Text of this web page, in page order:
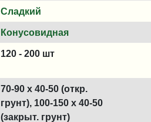
Сладкий
Конусовидная
120 - 200 шт
70-90 x 40-50 (откр.
грунт), 100-150 x 40-50
(закрыт. грунт)